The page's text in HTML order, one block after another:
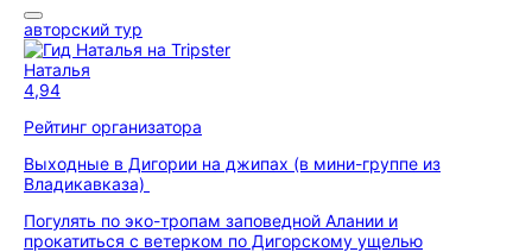
авторский тур
Наталья
4,94
Рейтинг организатора
Выходные в Дигории на джипах (в мини-группе из
Владикавказа)
Погулять по эко-тропам заповедной Алании и
прокатиться с ветерком по Дигорскому ущелью